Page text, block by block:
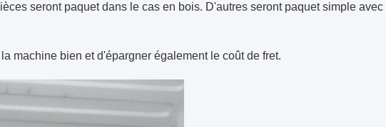
seront paquet dans le cas en bois. D'autres seront paquet simple
machine bien et d'épargner également le coût de fret.